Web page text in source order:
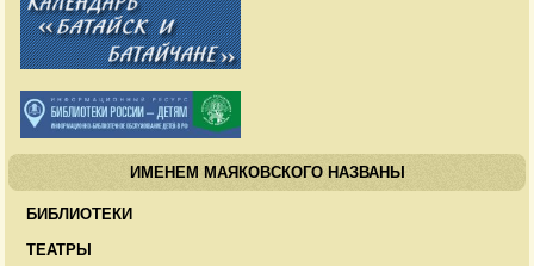
ИМЕНЕМ МАЯКОВСКОГО НАЗВАНЫ
БИБЛИОТЕКИ
ТЕАТРЫ